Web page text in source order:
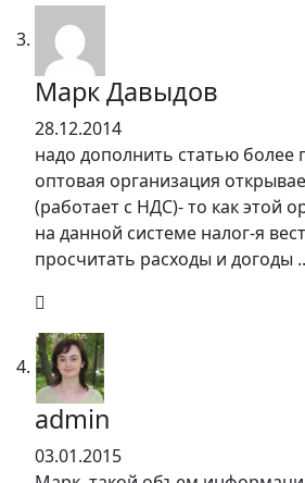
Марк Давыдов
28.12.2014
надо дополнить статью более
оптовая организация
(работает с НДС)- то как этой
на данной системе налог-я
просчитать расходы и догоды
admin
03.01.2015